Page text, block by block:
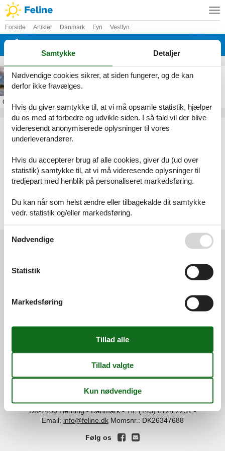
Forside Artikler Danmark Fyn Vestfyn
Bågø
Sommerhus på Bågø
Om
Artikeltyper
Alle
Geografier
Alle
Fyn
Vestfyn
Din tryghed
©Feline Holidays-Feline Holidays A/S-Nygade 8B, 2.th -
DK-7400 Herning-Danmark -Tlf: (+45) 8724 2251-
Email: info@feline.dk Momsnr.: DK26347688
Følg os
Samtykke Detaljer
Nødvendige cookies sikrer, at siden fungerer, og de kan
derfor ikke fravælges.
Hvis du giver samtykke til, at vi må opsamle statistik, hjælper
du os med at forbedre og udvikle siden. I så fald vil der blive
videresendt anonymiserede oplysninger til vores
underleverandører.
Hvis du accepterer brug af alle cookies, giver du (ud over
statistik) samtykke til, at vi må videresende oplysninger til
tredjepart med henblik på personaliseret markedsføring.
Du kan når som helst ændre eller tilbagekalde dit samtykke
vedr. statistik og/eller markedsføring.
Nødvendige
Statistik
Markedsføring